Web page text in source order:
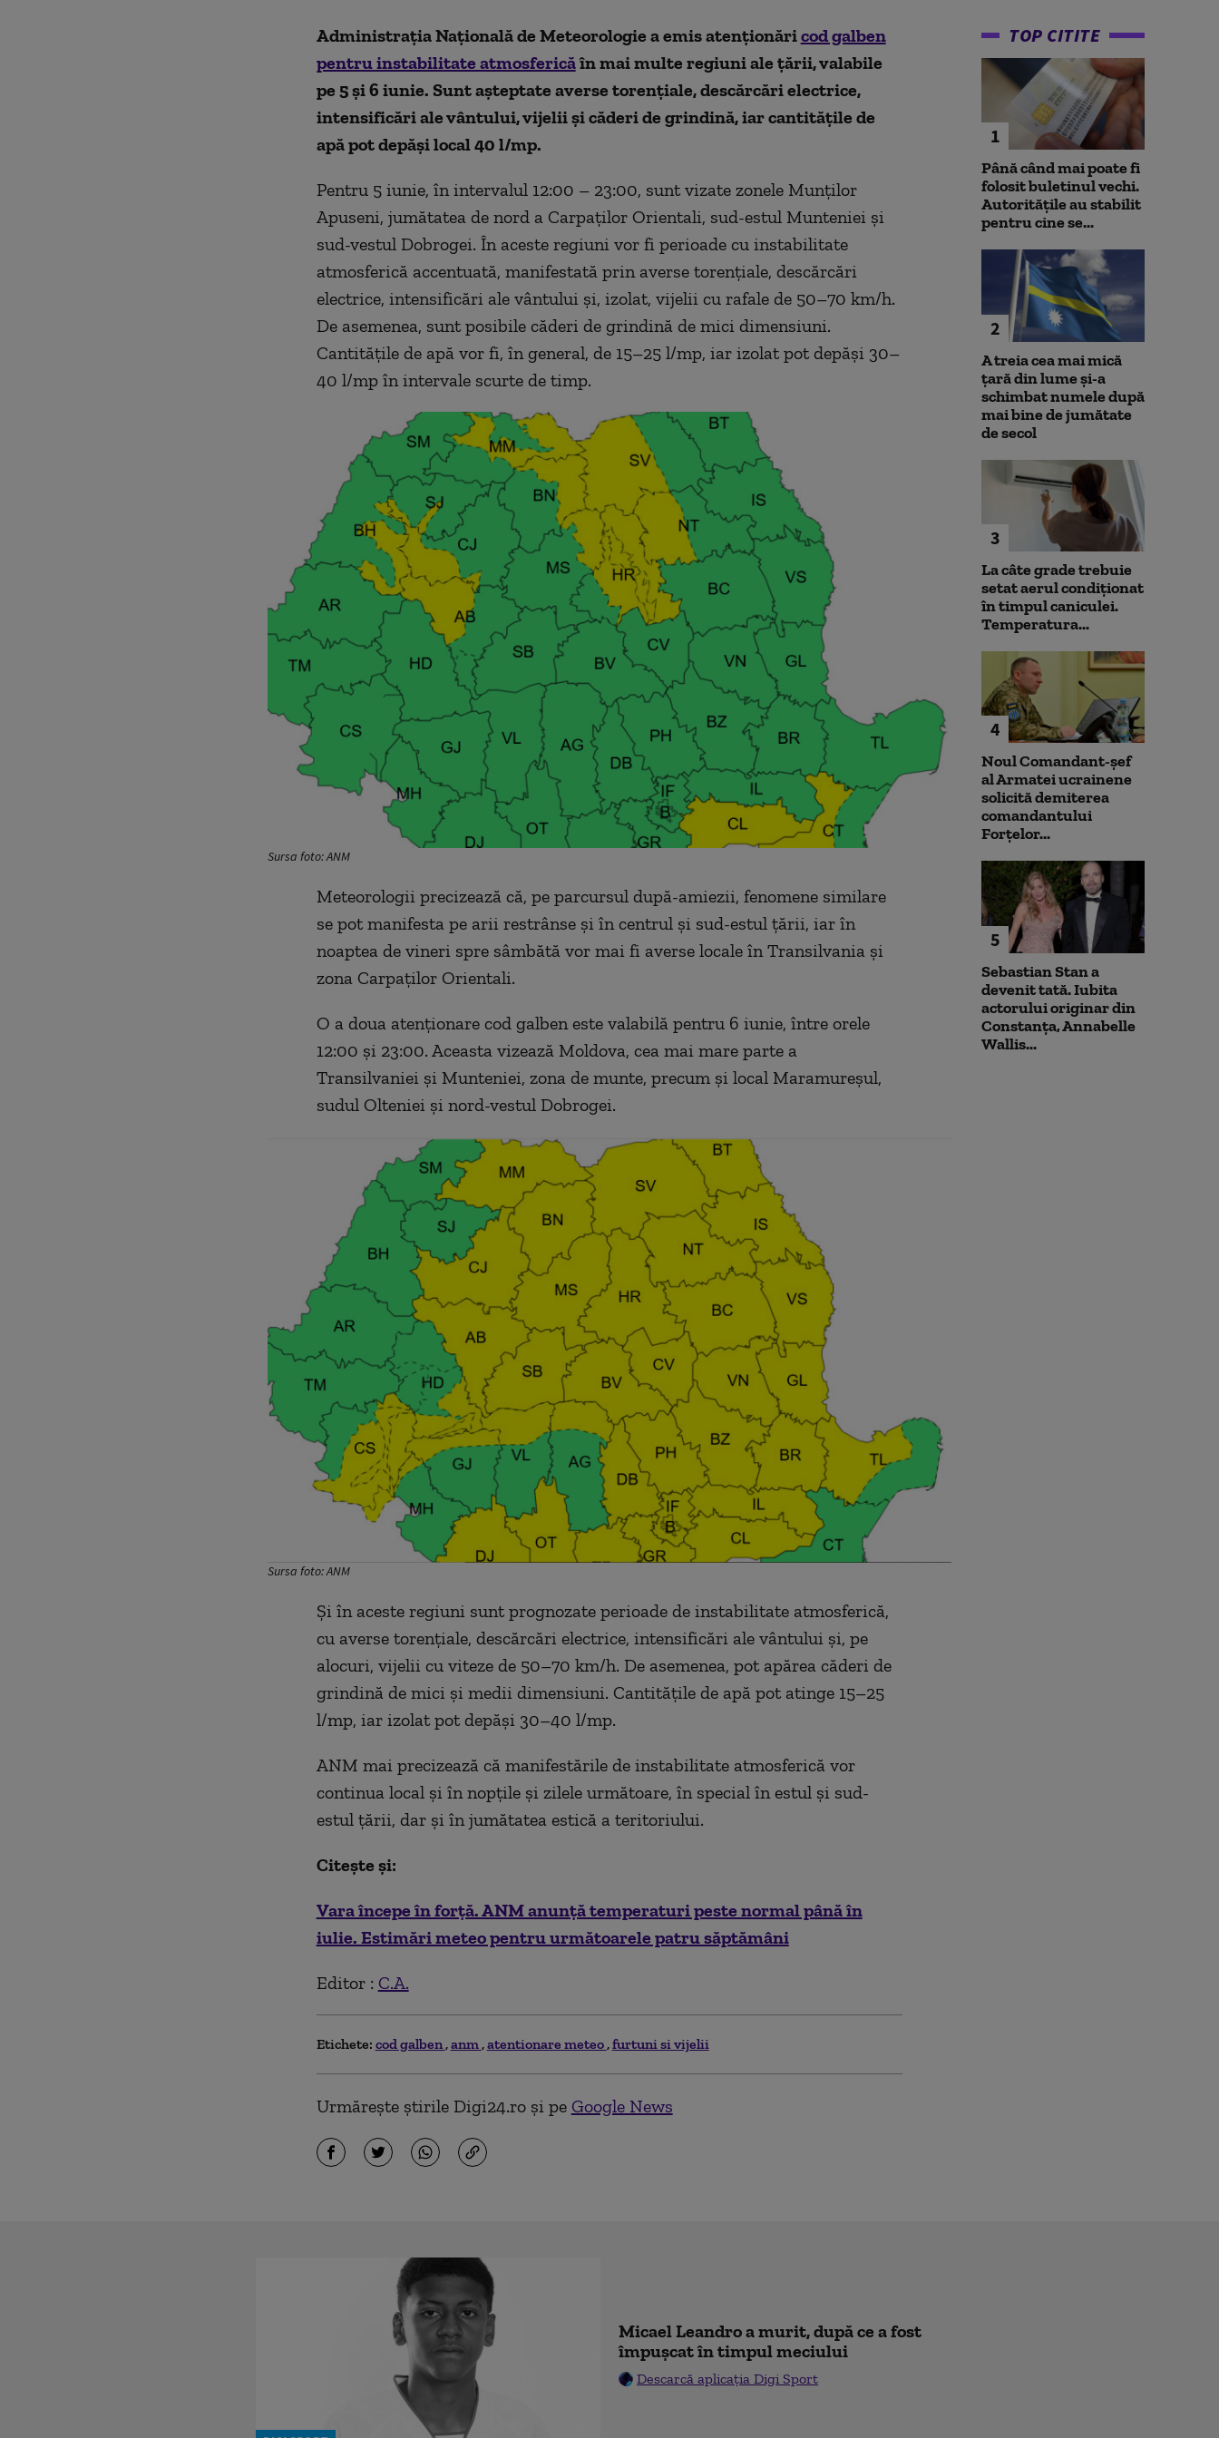
Administrația Națională de Meteorologie a emis atenționăricod galben
pentru instabilitate atmosfericăîn mai multe regiuni ale țării, valabile
pe 5 și 6 iunie. Sunt așteptate averse torențiale, descărcări electrice,
intensificări ale vântului, vijelii și căderi de grindină, iar cantitățile de
apă pot depăși local 40 l/mp.
Pentru 5 iunie, în intervalul 12:00 – 23:00, sunt vizate zonele Munților
Apuseni, jumătatea de nord a Carpaților Orientali, sud-estul Munteniei și
sud-vestul Dobrogei. În aceste regiuni vor fi perioade cu instabilitate
atmosferică accentuată, manifestată prin averse torențiale, descărcări
electrice, intensificări ale vântului și, izolat, vijelii cu rafale de 50–70 km/h.
De asemenea, sunt posibile căderi de grindină de mici dimensiuni.
Cantitățile de apă vor fi, în general, de 15–25 l/mp, iar izolat pot depăși 30–
40 l/mp în intervale scurte de timp.
Sursa foto: ANM
Meteorologii precizează că, pe parcursul după-amiezii, fenomene similare
se pot manifesta pe arii restrânse și în centrul și sud-estul țării, iar în
noaptea de vineri spre sâmbătă vor mai fi averse locale în Transilvania și
zona Carpaților Orientali.
O a doua atenționare cod galben este valabilă pentru 6 iunie, între orele
12:00 și 23:00. Aceasta vizează Moldova, cea mai mare parte a
Transilvaniei și Munteniei, zona de munte, precum și local Maramureșul,
sudul Olteniei și nord-vestul Dobrogei.
Sursa foto: ANM
Și în aceste regiuni sunt prognozate perioade de instabilitate atmosferică,
cu averse torențiale, descărcări electrice, intensificări ale vântului și, pe
alocuri, vijelii cu viteze de 50–70 km/h. De asemenea, pot apărea căderi de
grindină de mici și medii dimensiuni. Cantitățile de apă pot atinge 15–25
l/mp, iar izolat pot depăși 30–40 l/mp.
ANM mai precizează că manifestările de instabilitate atmosferică vor
continua local și în nopțile și zilele următoare, în special în estul și sud-
estul țării, dar și în jumătatea estică a teritoriului.
Citește și:
Vara începe în forță. ANM anunță temperaturi peste normal până în
iulie. Estimări meteo pentru următoarele patru săptămâni
Editor : C.A.
Etichete: cod galben anm atentionare meteo furtuni si vijelii
Urmărește știrile Digi24.ro și pe Google News
TOP CITITE
1
Până când mai poate fi
folosit buletinul vechi.
Autoritățile au stabilit
pentru cine se...
2
A treia cea mai mică
țară din lume și-a
schimbat numele după
mai bine de jumătate
de secol
3
La câte grade trebuie
setat aerul condiționat
în timpul caniculei.
Temperatura...
4
Noul Comandant-șef
al Armatei ucrainene
solicită demiterea
comandantului
Forțelor...
5
Sebastian Stan a
devenit tată. Iubita
actorului originar din
Constanța, Annabelle
Wallis...
Micael Leandro a murit, după ce a fost
împușcat în timpul meciului
Descarcă aplicația Digi Sport